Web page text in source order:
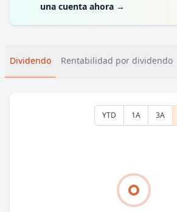
una cuenta ahora →
Dividendo Rentabilidad por dividendo
YTD 1A 3A